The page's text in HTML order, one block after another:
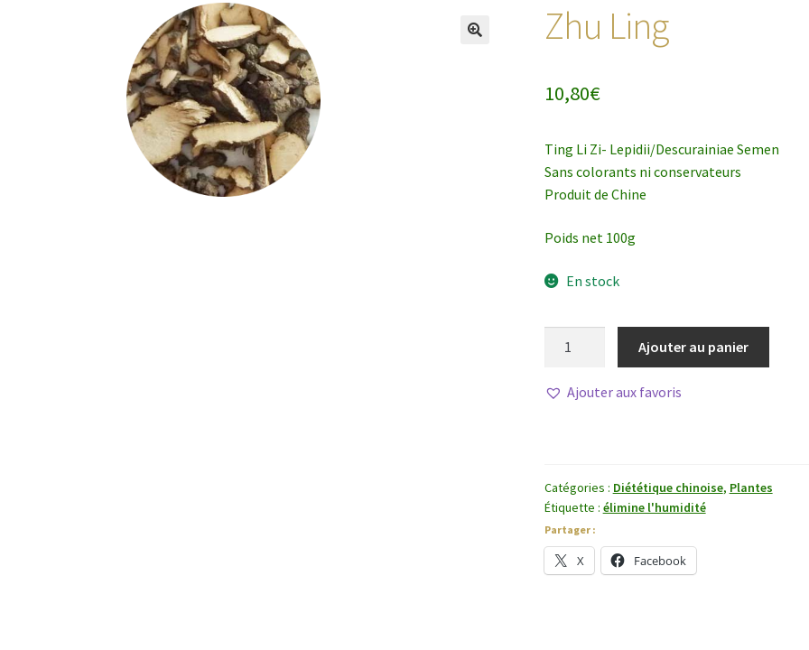
Zhu Ling
10,80€
Ting Li Zi- Lepidii/Descurainiae Semen
Sans colorants ni conservateurs
Produit de Chine
Poids net 100g
En stock
Ling
Ajouter au panier
Ajouter aux favoris
Catégories : Diététique chinoise, Plantes
Étiquette : élimine l'humidité
Partager :
X Facebook